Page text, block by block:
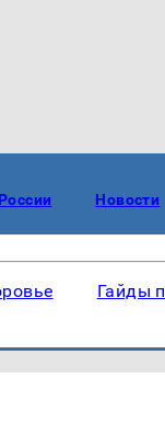
Новости
Гайды